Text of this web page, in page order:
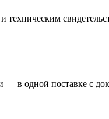
— в одной поставке с